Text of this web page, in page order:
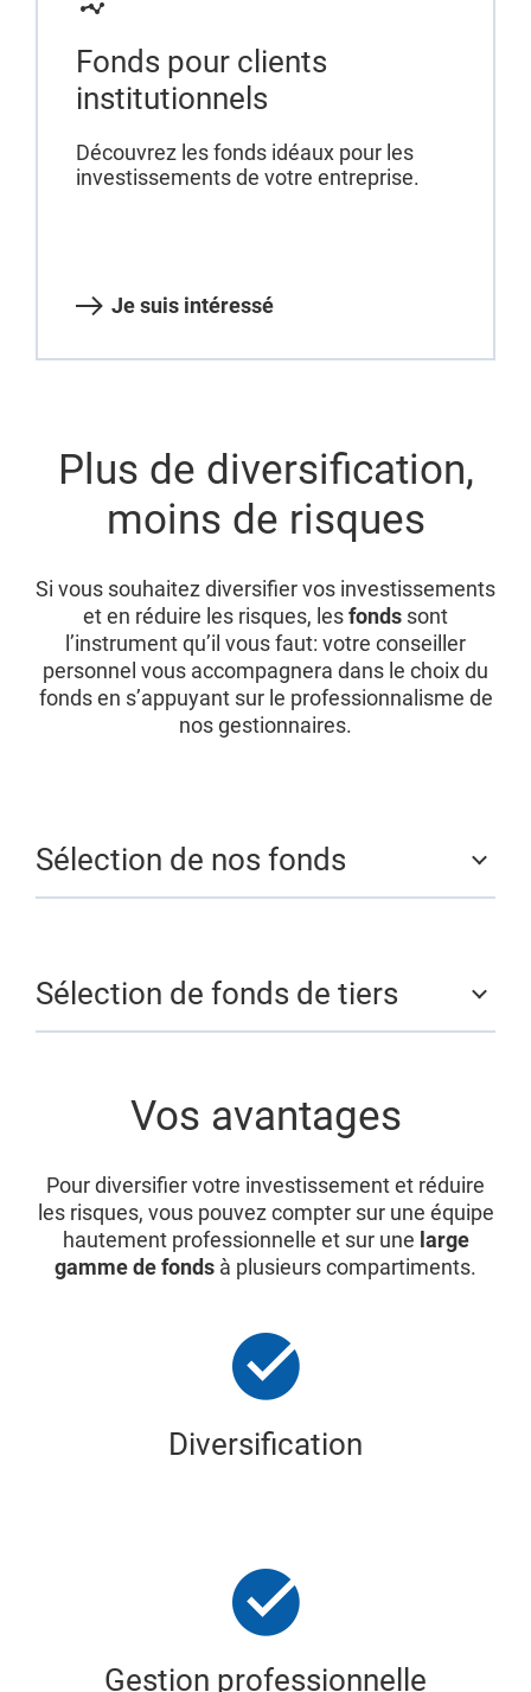
Fonds pour clients
institutionnels
Découvrez les fonds idéaux pour les
investissements de votre entreprise.
Je suis intéressé
Plus de diversification,
moins de risques
Si vous souhaitez diversifier vos investissements
et en réduire les risques, lesfonds sont
l’instrument qu’il vous faut: votre conseiller
personnel vous accompagnera dans le choix du
fonds en s’appuyant sur le professionnalisme de
nos gestionnaires.
Sélection de nos fonds
Sélection de fonds de tiers
Vos avantages
Pour diversifier votre investissement et réduire
les risques, vous pouvez compter sur une équipe
hautement professionnelle et sur une large
gamme de fonds à plusieurs compartiments.
Diversification
Gestion professionnelle